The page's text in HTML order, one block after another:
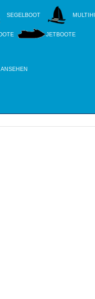
SEGELBOOT
JETBOOTE